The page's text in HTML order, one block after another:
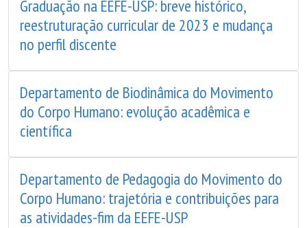
Graduação na EEFE-USP: breve histórico,
reestruturação curricular de 2023 e mudança
no perfil discente
Departamento de Biodinâmica do Movimento
do Corpo Humano: evolução acadêmica e
científica
Departamento de Pedagogia do Movimento do
Corpo Humano: trajetória e contribuições para
as atividades-fim da EEFE-USP